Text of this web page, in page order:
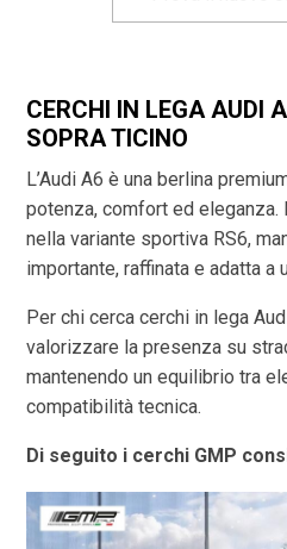
CERCHI IN LEGA AUDI
SOPRA TICINO
L’Audi A6 è una berlina
potenza, comfort ed
nella variante sportiva RS6,
importante, raffinata e adatta a
Per chi cerca cerchi in lega
valorizzare la presenza su
mantenendo un equilibrio tra
compatibilità tecnica.
Di seguito i cerchi GMP